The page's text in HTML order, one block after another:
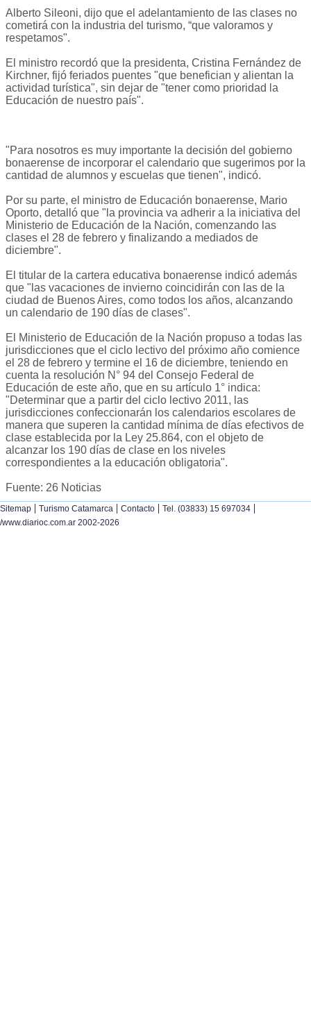
Alberto Sileoni, dijo que el adelantamiento de las clases no
cometirá con la industria del turismo, “que valoramos y
respetamos".
El ministro recordó que la presidenta, Cristina Fernández de
Kirchner, fijó feriados puentes "que benefician y alientan la
actividad turística", sin dejar de "tener como prioridad la
Educación de nuestro país".
"Para nosotros es muy importante la decisión del gobierno
bonaerense de incorporar el calendario que sugerimos por la
cantidad de alumnos y escuelas que tienen", indicó.
Por su parte, el ministro de Educación bonaerense, Mario
Oporto, detalló que "la provincia va adherir a la iniciativa del
Ministerio de Educación de la Nación, comenzando las
clases el 28 de febrero y finalizando a mediados de
diciembre".
El titular de la cartera educativa bonaerense indicó además
que "las vacaciones de invierno coincidirán con las de la
ciudad de Buenos Aires, como todos los años, alcanzando
un calendario de 190 días de clases".
El Ministerio de Educación de la Nación propuso a todas las
jurisdicciones que el ciclo lectivo del próximo año comience
el 28 de febrero y termine el 16 de diciembre, teniendo en
cuenta la resolución N° 94 del Consejo Federal de
Educación de este año, que en su artículo 1° indica:
"Determinar que a partir del ciclo lectivo 2011, las
jurisdicciones confeccionarán los calendarios escolares de
manera que superen la cantidad mínima de días efectivos de
clase establecida por la Ley 25.864, con el objeto de
alcanzar los 190 días de clase en los niveles
correspondientes a la educación obligatoria".
Fuente: 26 Noticias
Sitemap | Turismo Catamarca | Contacto | Tel. (03833) 15 697034 |
/www.diarioc.com.ar 2002-2026